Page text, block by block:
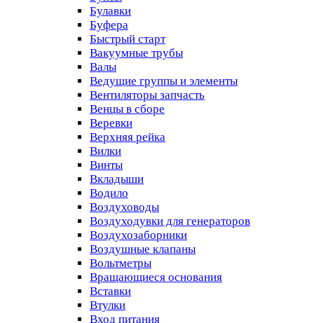
Булавки
Буфера
Быстрый старт
Вакуумные трубы
Валы
Ведущие группы и элементы
Вентиляторы запчасть
Венцы в сборе
Веревки
Верхняя рейка
Вилки
Винты
Вкладыши
Водило
Воздуховоды
Воздуходувки для генераторов
Воздухозаборники
Воздушные клапаны
Вольтметры
Вращающиеся основания
Вставки
Втулки
Вход питания